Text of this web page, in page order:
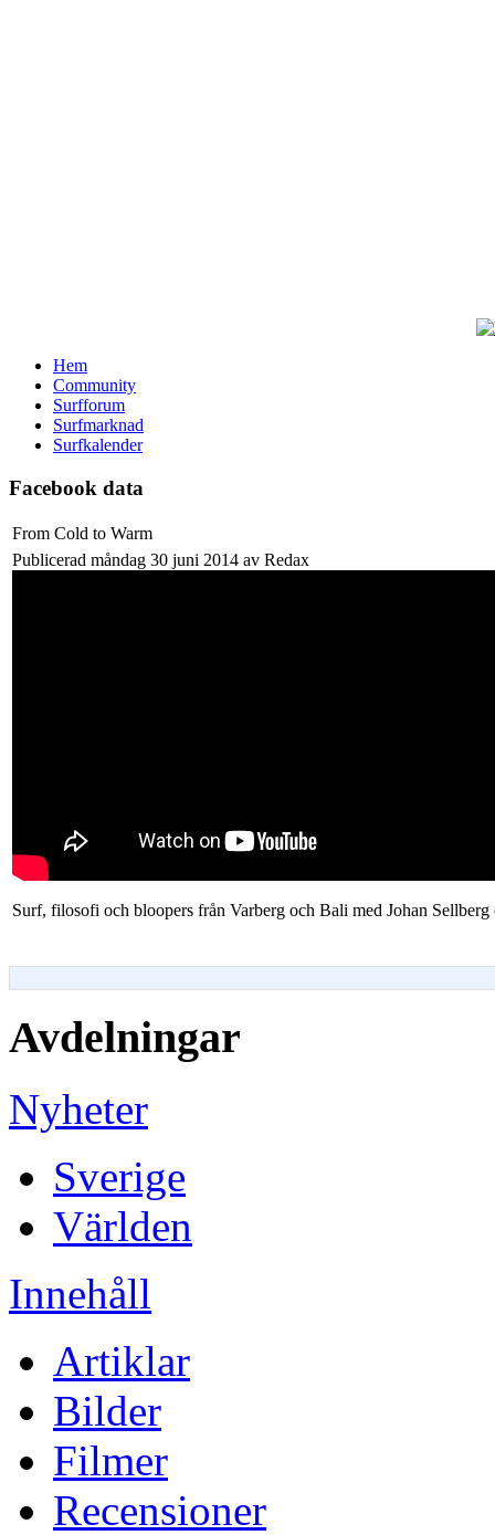
Hem
Community
Surfforum
Surfmarknad
Surfkalender
Facebook data
From Cold to Warm
Publicerad måndag 30 juni 2014 av Redax
Surf, filosofi och bloopers från Varberg och Bali med Johan
Avdelningar
Nyheter
Sverige
Världen
Innehåll
Artiklar
Bilder
Filmer
Recensioner